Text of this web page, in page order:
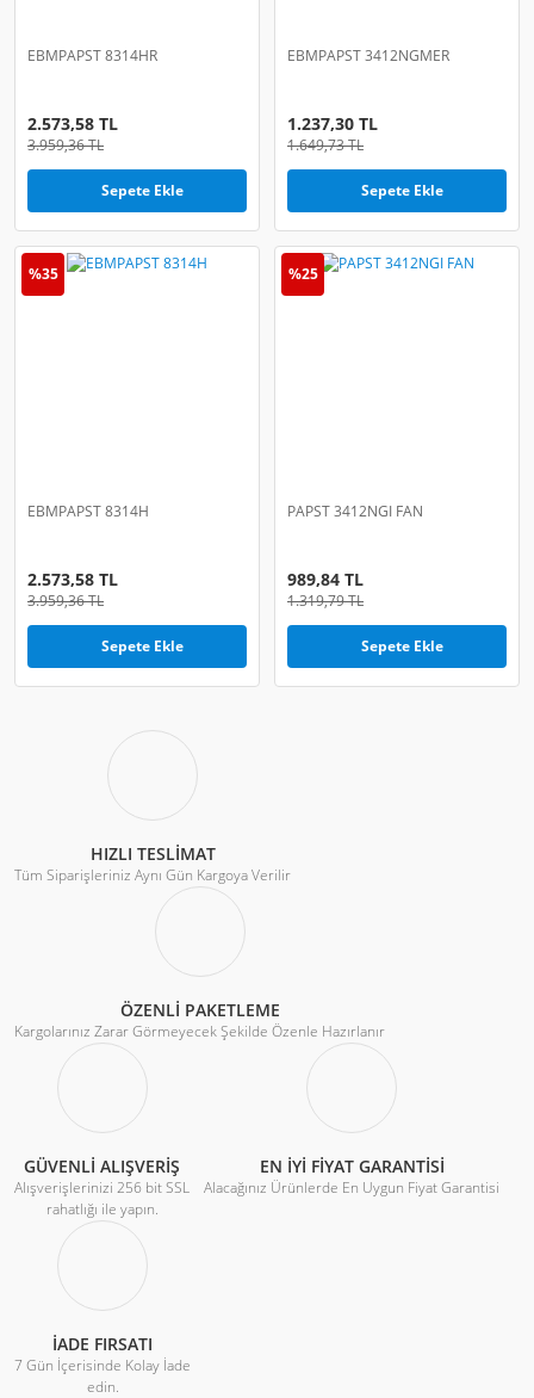
EBMPAPST 8314HR
2.573,58 TL
3.959,36 TL
Sepete Ekle
EBMPAPST 3412NGMER
1.237,30 TL
1.649,73 TL
Sepete Ekle
EBMPAPST 8314H
%35
2.573,58 TL
3.959,36 TL
Sepete Ekle
PAPST 3412NGI FAN
%25
989,84 TL
1.319,79 TL
Sepete Ekle
HIZLI TESLİMAT
Tüm Siparişleriniz Aynı Gün Kargoya Verilir
ÖZENLİ PAKETLEME
Kargolarınız Zarar Görmeyecek Şekilde Özenle Hazırlanır
GÜVENLİ ALIŞVERİŞ
Alışverişlerinizi 256 bit SSL
rahatlığı ile yapın.
EN İYİ FİYAT GARANTİSİ
Alacağınız Ürünlerde En Uygun Fiyat Garantisi
İADE FIRSATI
7 Gün İçerisinde Kolay İade
edin.